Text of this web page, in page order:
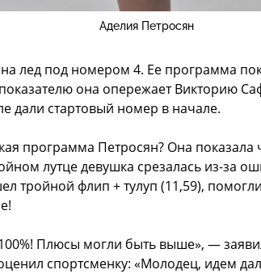
Аделия Петросян
лед под номером 4. Ее программа
она опережает Викторию
дали стартовый номер в начале.
программа Петросян? Она
лутце девушка срезалась из-за
тройной флип + тулуп (11,59),
Плюсы могли быть выше», —
спортсменку: «Молодец, идем